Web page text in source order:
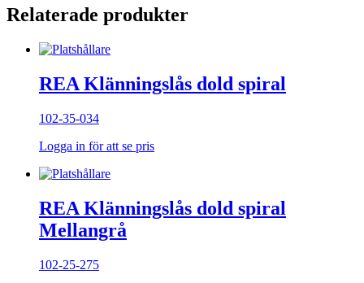
Relaterade produkter
REA Klänningslås dold spiral
102-35-034
Logga in för att se pris
REA Klänningslås dold spiral
Mellangrå
102-25-275